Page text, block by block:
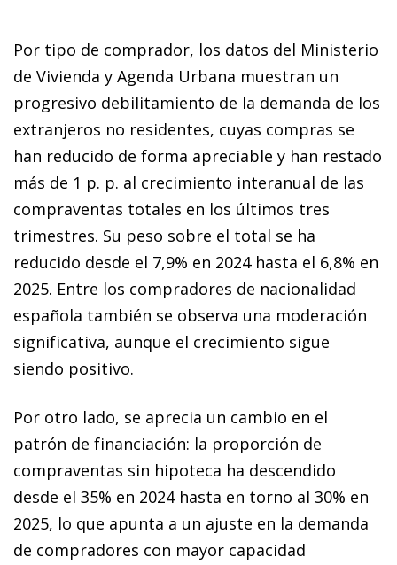
Por tipo de comprador, los datos del Ministerio
de Vivienda y Agenda Urbana muestran un
progresivo debilitamiento de la demanda de los
extranjeros no residentes, cuyas compras se
han reducido de forma apreciable y han restado
más de 1 p. p. al crecimiento interanual de las
compraventas totales en los últimos tres
trimestres. Su peso sobre el total se ha
reducido desde el 7,9% en 2024 hasta el 6,8% en
2025. Entre los compradores de nacionalidad
española también se observa una moderación
significativa, aunque el crecimiento sigue
siendo positivo.
Por otro lado, se aprecia un cambio en el
patrón de financiación: la proporción de
compraventas sin hipoteca ha descendido
desde el 35% en 2024 hasta en torno al 30% en
2025, lo que apunta a un ajuste en la demanda
de compradores con mayor capacidad